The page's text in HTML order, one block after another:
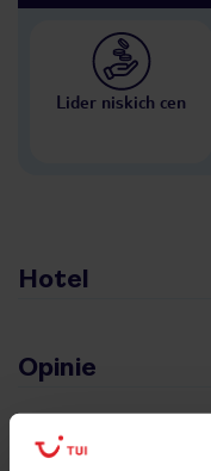
Lider niskich cen
Hotel
Opinie
Pokoje